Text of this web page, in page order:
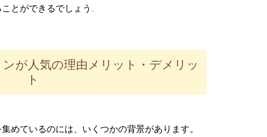
とができるでしょう 。
が人気の理由メリット・デメリッ
ト
めているのには、いくつかの背景があります。